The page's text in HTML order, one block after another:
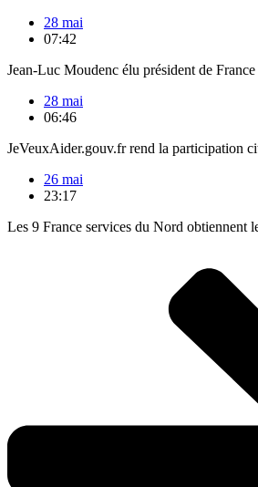
28 mai
07:42
Jean-Luc Moudenc élu président de
28 mai
06:46
JeVeuxAider.gouv.fr rend la participation
26 mai
23:17
Les 9 France services du Nord obtiennent